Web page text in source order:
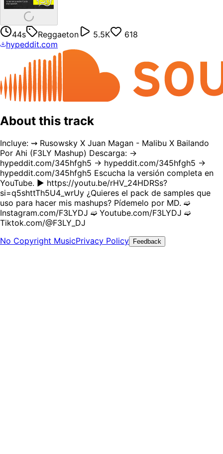
44s Reggaeton 5.5K
618
hypeddit.com
About this track
Incluye: ⇝ Rusowsky X Juan Magan - Malibu X Bailando
Por Ahi (F3LY Mashup) Descarga: →
hypeddit.com/345hfgh5 → hypeddit.com/345hfgh5 →
hypeddit.com/345hfgh5 Escucha la versión completa en
YouTube. ▶ https://youtu.be/rHV_24HDRSs?
si=q5shttTh5U4_wrUy ¿Quieres el pack de samples que
uso para hacer mis mashups? Pídemelo por MD. ➫
Instagram.com/F3LYDJ ➫ Youtube.com/F3LYDJ ➫
Tiktok.com/@F3LY_DJ
No Copyright MusicPrivacy Policy Feedback